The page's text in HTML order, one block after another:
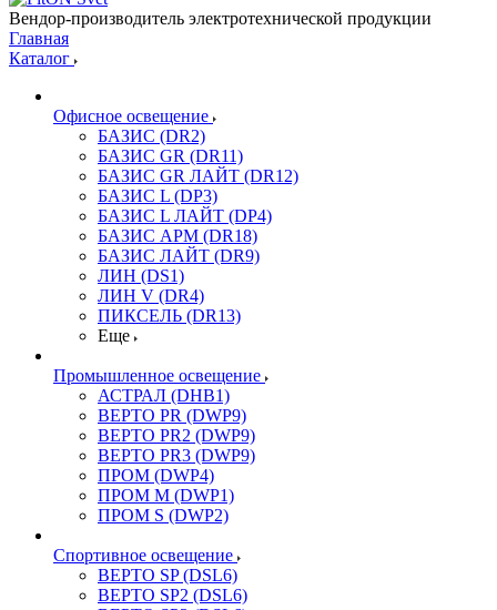
Вендор-производитель электротехнической продукции
Главная
Каталог
Офисное освещение
БАЗИС (DR2)
БАЗИС GR (DR11)
БАЗИС GR ЛАЙТ (DR12)
БАЗИС L (DP3)
БАЗИС L ЛАЙТ (DP4)
БАЗИС АРМ (DR18)
БАЗИС ЛАЙТ (DR9)
ЛИН (DS1)
ЛИН V (DR4)
ПИКСЕЛЬ (DR13)
Еще
Промышленное освещение
АСТРАЛ (DHB1)
ВЕРТО PR (DWP9)
ВЕРТО PR2 (DWP9)
ВЕРТО PR3 (DWP9)
ПРОМ (DWP4)
ПРОМ M (DWP1)
ПРОМ S (DWP2)
Спортивное освещение
ВЕРТО SP (DSL6)
ВЕРТО SP2 (DSL6)